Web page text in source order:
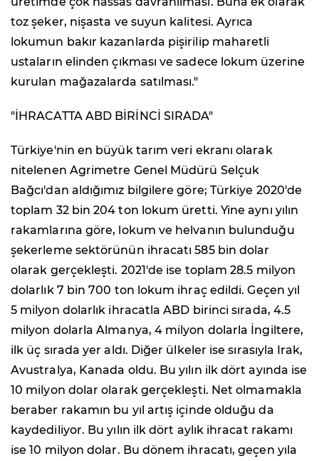
toz şeker, nişasta ve suyun kalitesi. Ayrıca
lokumun bakır kazanlarda pişirilip maharetli
ustaların elinden çıkması ve sadece lokum üzerine
kurulan mağazalarda satılması."
"İHRACATTA ABD BİRİNCİ SIRADA"
Türkiye'nin en büyük tarım veri ekranı olarak
nitelenen Agrimetre Genel Müdürü Selçuk
Bağcı'dan aldığımız bilgilere göre; Türkiye 2020'de
toplam 32 bin 204 ton lokum üretti. Yine aynı yılın
rakamlarına göre, lokum ve helvanın bulunduğu
şekerleme sektörünün ihracatı 585 bin dolar
olarak gerçekleşti. 2021'de ise toplam 28.5 milyon
dolarlık 7 bin 700 ton lokum ihraç edildi. Geçen yıl
5 milyon dolarlık ihracatla ABD birinci sırada, 4.5
milyon dolarla Almanya, 4 milyon dolarla İngiltere,
ilk üç sırada yer aldı. Diğer ülkeler ise sırasıyla Irak,
Avustralya, Kanada oldu. Bu yılın ilk dört ayında ise
10 milyon dolar olarak gerçekleşti. Net olmamakla
beraber rakamın bu yıl artış içinde olduğu da
kaydediliyor. Bu yılın ilk dört aylık ihracat rakamı
ise 10 milyon dolar. Bu dönem ihracatı, geçen yıla